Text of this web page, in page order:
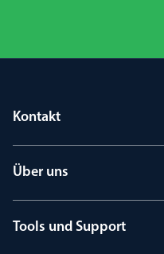
Kontakt
Über uns
Tools und Support